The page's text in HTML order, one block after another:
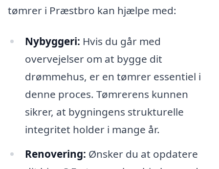
tømrer i Præstbro kan hjælpe med:
Nybyggeri: Hvis du går med
overvejelser om at bygge dit
drømmehus, er en tømrer essentiel i
denne proces. Tømrerens kunnen
sikrer, at bygningens strukturelle
integritet holder i mange år.
Renovering: Ønsker du at opdatere